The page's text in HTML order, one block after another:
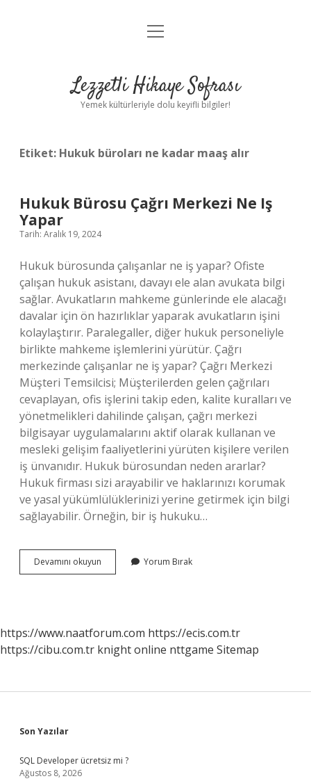
Anasayfa
Yasal Uyarı
menüyü
Lezzetli Hikaye Sofrası
Yemek kültürleriyle dolu keyifli bilgiler!
Etiket: Hukuk büroları ne kadar maaş alır
Hukuk Bürosu Çağrı Merkezi Ne Iş
Yapar
Tarih: Aralık 19, 2024
Hukuk bürosunda çalışanlar ne iş yapar? Ofiste
çalışan hukuk asistanı, davayı ele alan avukata bilgi
sağlar. Avukatların mahkeme günlerinde ele alacağı
davalar için ön hazırlıklar yaparak avukatların işini
kolaylaştırır. Paralegaller, diğer hukuk personeliyle
birlikte mahkeme işlemlerini yürütür. Çağrı
merkezinde çalışanlar ne iş yapar? Çağrı Merkezi
Müşteri Temsilcisi; Müşterilerden gelen çağrıları
cevaplayan, ofis işlerini takip eden, kalite kuralları ve
yönetmelikleri dahilinde çalışan, çağrı merkezi
bilgisayar uygulamalarını aktif olarak kullanan ve
mesleki gelişim faaliyetlerini yürüten kişilere verilen
iş ünvanıdır. Hukuk bürosundan neden ararlar?
Hukuk firması sizi arayabilir ve haklarınızı korumak
ve yasal yükümlülüklerinizi yerine getirmek için bilgi
sağlayabilir. Örneğin, bir iş hukuku…
Devamını okuyun
Bürosu
Yapar
Yorum Bırak
https://www.naatforum.com https://ecis.com.tr
https://cibu.com.tr knight online nttgame Sitemap
Sidebar
Son Yazılar
SQL Developer ücretsiz mi ?
Ağustos 8, 2026